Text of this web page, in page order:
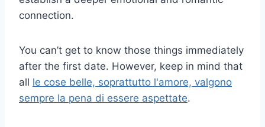
connection.
You can’t get to know those things immediately
after the first date. However, keep in mind that
all le cose belle, soprattutto l'amore, valgono
sempre la pena di essere aspettate.